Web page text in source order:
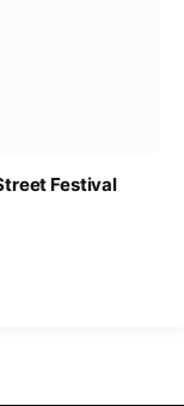
Festival